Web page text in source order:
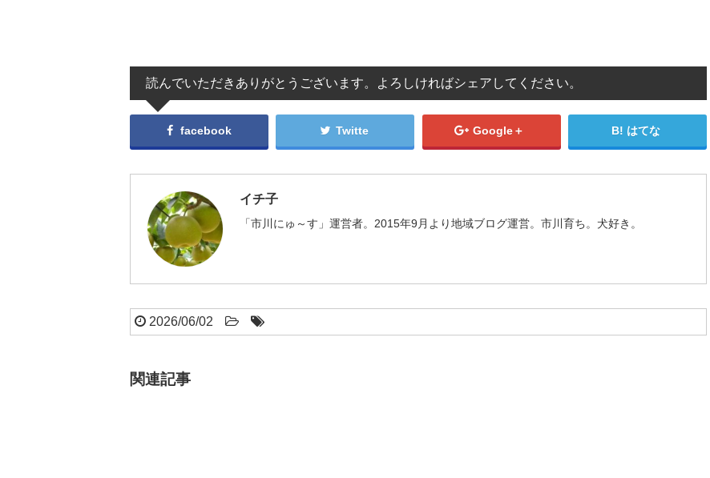
読んでいただきありがとうございます。よろしければシェアしてください。
facebook Twitte Google＋ はてな
イチ子
「市川にゅ～す」運営者。2015年9月より地域ブログ運営。市川育ち。犬好き。
2026/06/02
関連記事